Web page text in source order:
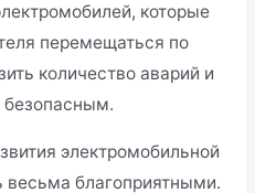
которые
перемещаться по
количество аварий и
безопасным.
электромобильной
благоприятными.